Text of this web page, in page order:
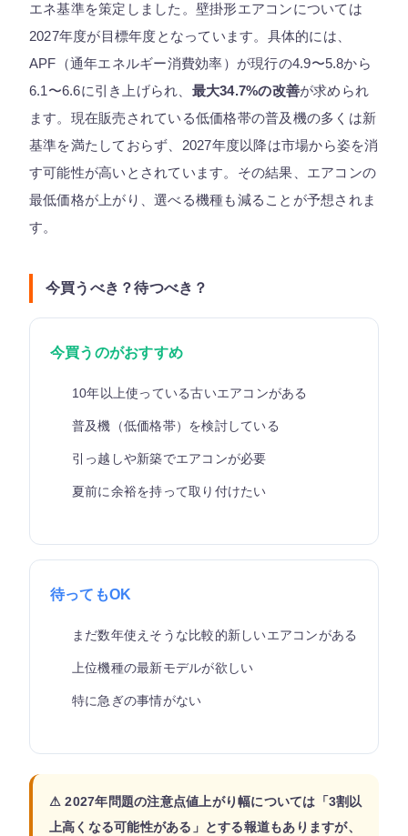
エネ基準を策定しました。壁掛形エアコンについては
2027年度が目標年度となっています。具体的には、
APF（通年エネルギー消費効率）が現行の4.9〜5.8から
6.1〜6.6に引き上げられ、 最大34.7%の改善が求められ
ます。現在販売されている低価格帯の普及機の多くは新
基準を満たしておらず、2027年度以降は市場から姿を消
す可能性が高いとされています。その結果、エアコンの
最低価格が上がり、選べる機種も減ることが予想されま
す。
今買うべき？待つべき？
今買うのがおすすめ
10年以上使っている古いエアコンがある
普及機（低価格帯）を検討している
引っ越しや新築でエアコンが必要
夏前に余裕を持って取り付けたい
待ってもOK
まだ数年使えそうな比較的新しいエアコンがある
上位機種の最新モデルが欲しい
特に急ぎの事情がない
⚠ 2027年問題の注意点値上がり幅については「3割以
上高くなる可能性がある」とする報道もありますが、